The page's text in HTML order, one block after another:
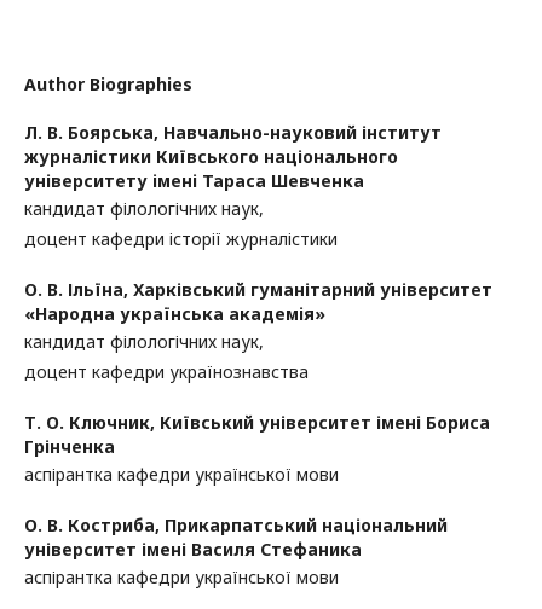
Author Biographies
Л. В. Боярська, Навчально-науковий інститут
журналістики Київського національного
університету імені Тараса Шевченка
кандидат філологічних наук,
доцент кафедри історії журналістики
О. В. Ільїна, Харківський гуманітарний університет
«Народна українська академія»
кандидат філологічних наук,
доцент кафедри українознавства
Т. О. Ключник, Київський університет імені Бориса
Грінченка
аспірантка кафедри української мови
О. В. Костриба, Прикарпатський національний
університет імені Василя Стефаника
аспірантка кафедри української мови